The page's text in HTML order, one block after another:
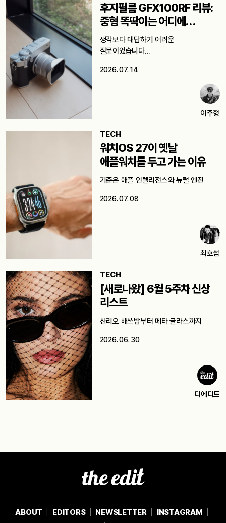
후지필름 GFX100RF 리뷰:
중형 똑딱이는 어디에
쓸까요?
생각보다 대답하기 어려운
질문이었습니다...
2026. 07. 14
이주형
TECH
워치OS 27이 옛날
애플워치를 두고 가는 이유
기준은 애플 인텔리전스와 뉴럴 엔진
2026. 07. 08
최호섭
TECH
[새로나왔] 6월 5주차 신상
리스트
산리오 배쓰밤부터 메타 글라스까지
2026. 06. 30
디에디트
ABOUT EDITORS NEWSLETTER
INSTAGRAM